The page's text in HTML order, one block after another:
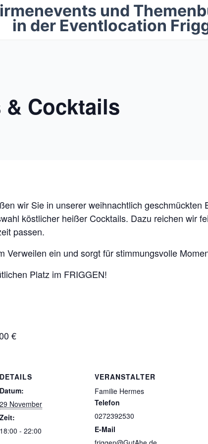
und
in der Eventlocation
Cocktails
wir Sie in unserer weihnachtlich geschmückten
köstlicher heißer Cocktails. Dazu reichen wir
passen.
Verweilen ein und sorgt für stimmungsvolle
Platz im FRIGGEN!
€
DETAILS
Datum:
29 November
Zeit:
18:00 - 22:00
VERANSTALTER
Familie Hermes
Telefon
0272392530
E-Mail